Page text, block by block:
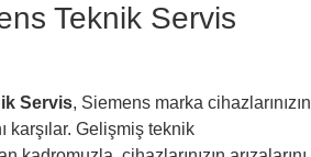
Teknik Servis
Servis, Siemens marka cihazlarınızın
karşılar. Gelişmiş teknik